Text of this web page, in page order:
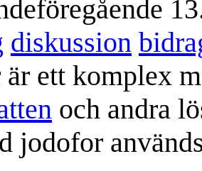
föregående
diskussion
ett komplex
och andra
jodofor